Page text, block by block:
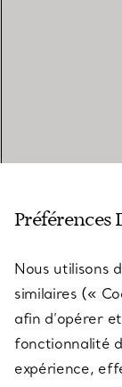
SERVICES
À PROPOS
Préférences
Nous utilisons
similaires («
afin d’opérer
fonctionnalité
expérience,